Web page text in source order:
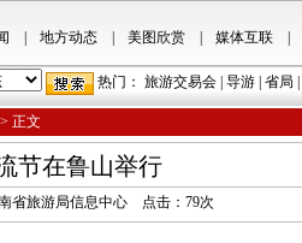
地方动态| 美图欣赏| 媒体互联|
热门： 旅游交易会 导游 省局
正文
节在鲁山举行
省旅游局信息中心 点击： 79次